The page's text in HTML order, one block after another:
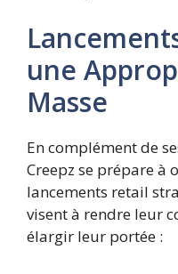
une
Masse
En complément de
Creepz se prépare à
lancements retail
visent à rendre leur
élargir leur portée :